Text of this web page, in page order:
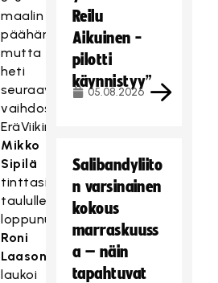
maalin
päähän,
mutta
heti
seuraavassa
vaihdossa
EräViikinkien
Mikko
Sipilä
tinttasi
taululle
loppunumerot.
Roni
Laasonen
laukoi
Reilu
Aikuinen -
pilotti
käynnistyy”
05.08.2026
Salibandyliito
n varsinainen
kokous
marraskuuss
a – näin
tapahtuvat